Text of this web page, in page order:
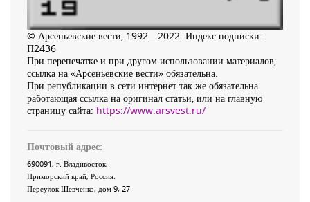
© Арсеньевские вести, 1992—2022. Индекс подписки:
П2436
При перепечатке и при другом использовании материалов,
ссылка на «Арсеньевские вести» обязательна.
При републикации в сети интернет так же обязательна
работающая ссылка на оригинал статьи, или на главную
страницу сайта: https://www.arsvest.ru/
Почтовый адрес:
690091, г. Владивосток,
Приморский край, Россия
Переулок Шевченко, дом 9, 27